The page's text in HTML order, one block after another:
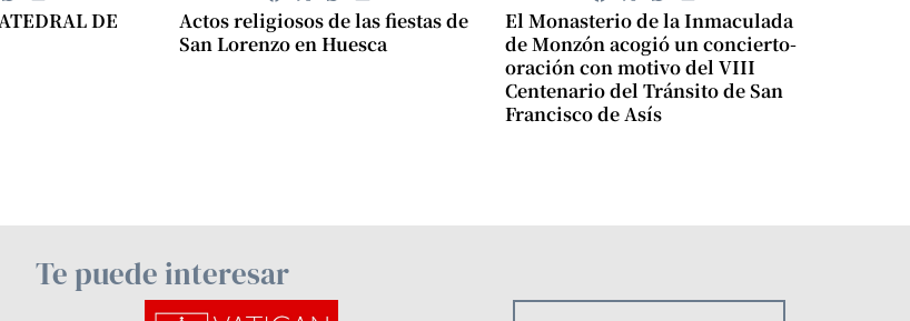
DE
Actos religiosos de las fiestas de
San Lorenzo en Huesca
El Monasterio de la Inmaculada
de Monzón acogió un concierto-
oración con motivo del VIII
Centenario del Tránsito de San
Francisco de Asís
Te puede interesar